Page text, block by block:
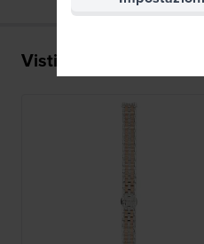
Visti di recente